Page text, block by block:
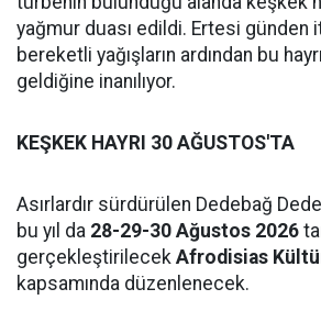
yağmur duası edildi. Ertesi günden
bereketli yağışların ardından bu
geldiğine inanılıyor.
KEŞKEK HAYRI 30 AĞUSTOS'TA
Asırlardır sürdürülen Dedebağ
bu yıl da 28-29-30 Ağustos 2026
gerçekleştirilecek Afrodisias
kapsamında düzenlenecek.